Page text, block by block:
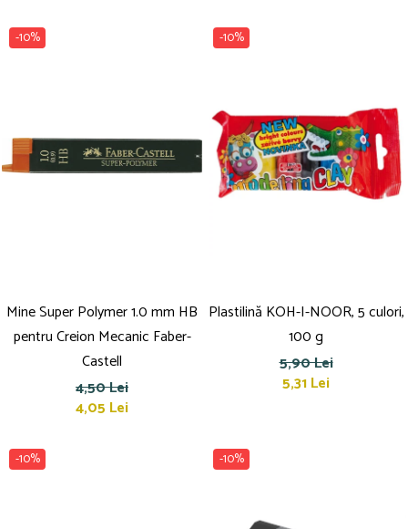
-10%
Mine Super Polymer 1.0 mm HB
pentru Creion Mecanic Faber-
Castell
4,50 Lei
4,05 Lei
-10%
Plastilină KOH-I-NOOR, 5 culori,
100 g
5,90 Lei
5,31 Lei
-10% -10%